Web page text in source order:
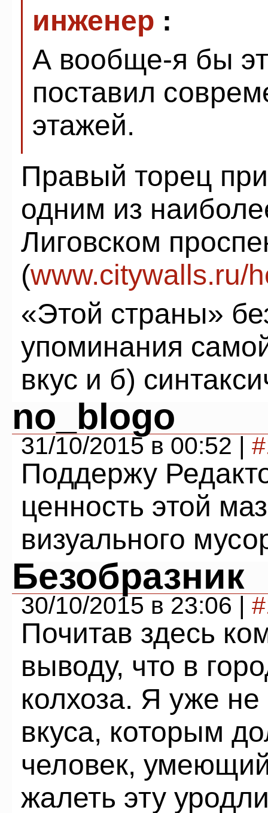
инженер :
А вообще-я бы
поставил
этажей.
Правый торец
одним из
Лиговском
(www.citywalls.ru/
«Этой страны»
упоминания
вкус и б)
no_blogo
31/10/2015 в 00:52 |
Поддержу
ценность этой
визуального
Безобразник
30/10/2015 в 23:06 |
Почитав здесь
выводу, что в
колхоза. Я уже
вкуса, которым
человек,
жалеть эту